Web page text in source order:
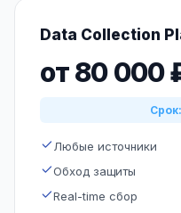
Data Collection
от 80 000
Любые источники
Обход защиты
Real-time сбор